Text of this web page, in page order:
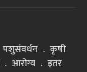
पशुसंवर्धन
कृषी
आरोग्य इतर